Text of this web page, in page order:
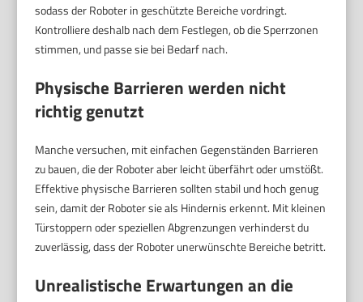
sodass der Roboter in geschützte Bereiche vordringt.
Kontrolliere deshalb nach dem Festlegen, ob die Sperrzonen
stimmen, und passe sie bei Bedarf nach.
Physische Barrieren werden nicht
richtig genutzt
Manche versuchen, mit einfachen Gegenständen Barrieren
zu bauen, die der Roboter aber leicht überfährt oder umstößt.
Effektive physische Barrieren sollten stabil und hoch genug
sein, damit der Roboter sie als Hindernis erkennt. Mit kleinen
Türstoppern oder speziellen Abgrenzungen verhinderst du
zuverlässig, dass der Roboter unerwünschte Bereiche betritt.
Unrealistische Erwartungen an die